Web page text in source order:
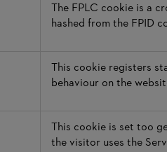
The FPLC cookie is a
hashed from the FPID
This cookie registers
behaviour on the
This cookie is set too
the visitor uses the